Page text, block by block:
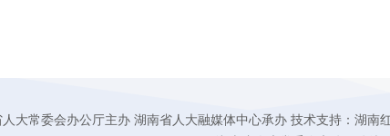
大常委会办公厅主办 湖南省人大融媒体中心承办 技术支持：湖南